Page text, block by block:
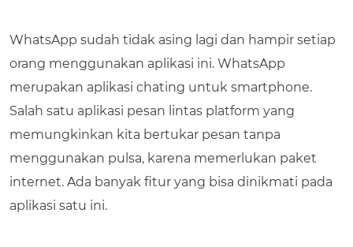
WhatsApp sudah tidak asing lagi dan hampir setiap
orang menggunakan aplikasi ini. WhatsApp
merupakan aplikasi chating untuk smartphone.
Salah satu aplikasi pesan lintas platform yang
memungkinkan kita bertukar pesan tanpa
menggunakan pulsa, karena memerlukan paket
internet. Ada banyak fitur yang bisa dinikmati pada
aplikasi satu ini.